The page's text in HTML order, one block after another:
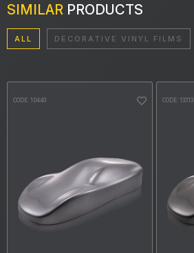
SIMILAR PRODUCTS
ALL DECORATIVE VINYL FILMS
CODE: 10440 CODE: 13313